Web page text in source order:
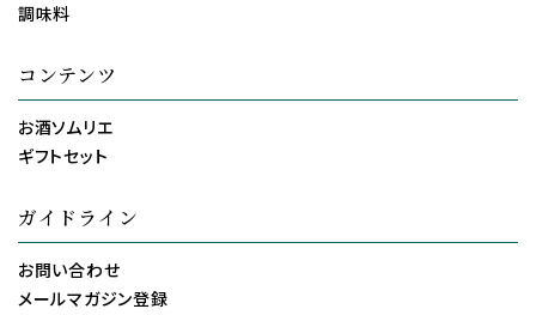
調味料
コンテンツ
お酒ソムリエ
ギフトセット
ガイドライン
お問い合わせ
メールマガジン登録